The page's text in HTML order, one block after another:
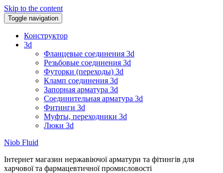
Skip to the content
Toggle navigation
Конструктор
3d
Фланцевые соединения 3d
Резьбовые соединения 3d
Футорки (переходы) 3d
Кламп соединения 3d
Запорная арматура 3d
Соединительная арматура 3d
Фитинги 3d
Муфты, переходники 3d
Люки 3d
Niob Fluid
Інтернет магазин нержавіючої арматури та фітингів для
харчової та фармацевтичної промисловості